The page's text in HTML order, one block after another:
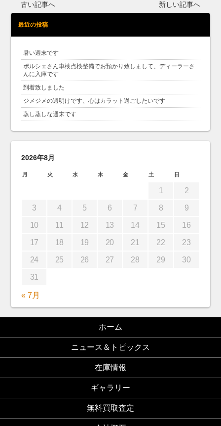
古い記事へ 新しい記事へ
最近の投稿
暑い週末です
ポルシェさん車検点検整備でお預かり致しまして、ディーラーさ
んに入庫です
到着致しました
ジメジメの週明けです、心はカラット過ごしたいです
蒸し蒸しな週末です
2026年8月
月 火 水 木 金 土 日
1 2
3 4 5 6 7 8 9
10 11 12 13 14 15 16
17 18 19 20 21 22 23
24 25 26 27 28 29 30
31
« 7月
ホーム
ニュース＆トピックス
在庫情報
ギャラリー
無料買取査定